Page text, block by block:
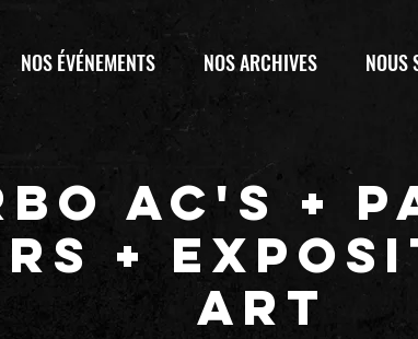
NOS ÉVÉNEMENTS NOS ARCHIVES NOUS
AC's +
+
ART